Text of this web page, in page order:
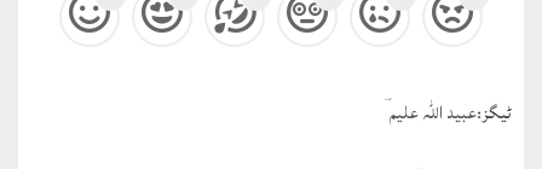
ٹيگز:عبید اللہ علیم ؔ